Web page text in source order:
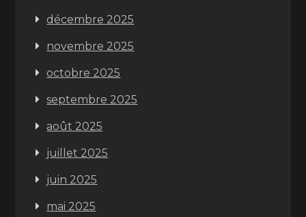
décembre 2025
novembre 2025
octobre 2025
septembre 2025
août 2025
juillet 2025
juin 2025
mai 2025